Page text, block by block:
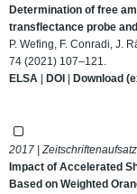
Determination of free
transflectance probe
P. Wefing, F. Conradi, J.
74 (2021) 107–121.
ELSA | DOI | Download
2017 |
Impact of Accelerated
Based on Weighted